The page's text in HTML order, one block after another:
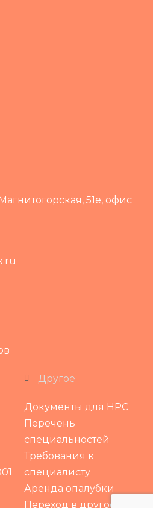
51е, офис
Другое
Документы для НРС
Перечень
специальностей
Требования к
специалисту
Аренда опалубки
Переход в другое СРО